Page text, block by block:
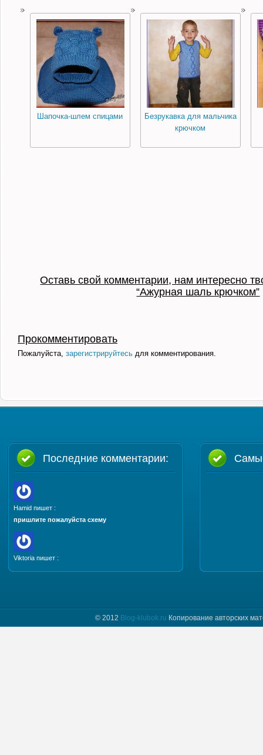
Шапочка-шлем спицами
Безрукавка для мальчика
крючком
Оставь свой комментарии, нам интересно
“Ажурная шаль крючком”
Прокомментировать
Пожалуйста, зарегистрируйтесь для комментирования.
Последние комментарии:
Hamid пишет :
пришлите пожалуйста схему
Viktoria пишет :
Добрый день. Пришлите, пожалуйста мастер класс
© 2012 Blog-klubok.ru Копирование авторских